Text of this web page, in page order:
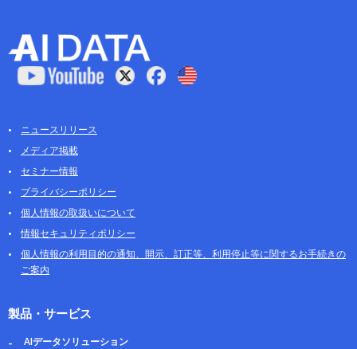
ニュースリリース
メディア掲載
セミナー情報
プライバシーポリシー
個人情報の取扱いについて
情報セキュリティポリシー
個人情報の利用目的の通知、開示、訂正等、利用停止等に関するお手続きの
ご案内
製品・サービス
AIデータソリューション